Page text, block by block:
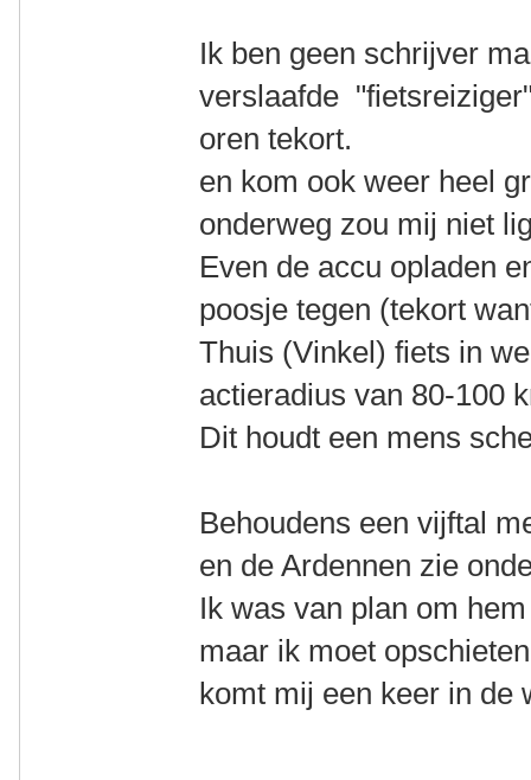
Ik ben geen schrijver
verslaafde
oren tekort.
en kom ook weer heel
onderweg zou mij niet
Even de accu opladen
poosje tegen (tekort
Thuis (Vinkel) fiets in
actieradius van 80-100
Dit houdt een mens
Behoudens een vijftal
en de Ardennen zie
Ik was van plan om
maar ik moet
komt mij een keer in de